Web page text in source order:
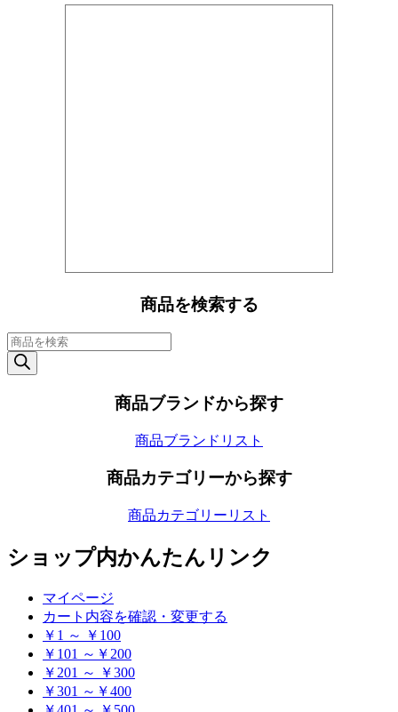
商品を検索する
商
品
検
商品ブランドから探す
商品ブランドリスト
商品カテゴリーから探す
商品カテゴリーリスト
ショップ内かんたんリンク
マイページ
カート内容を確認・変更する
￥1 ～ ￥100
￥101 ～￥200
￥201 ～ ￥300
￥301 ～￥400